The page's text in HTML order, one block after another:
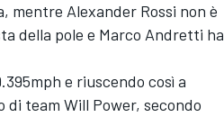
mentre Alexander Rossi non è
della pole e Marco Andretti ha
e riuscendo così a
di team Will Power, secondo